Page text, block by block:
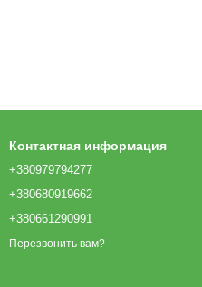
Контактная информация
+380979794277
+380680919662
+380661290991
Перезвонить вам?